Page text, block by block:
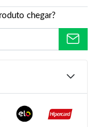
chegar?